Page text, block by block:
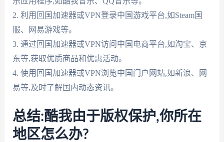
2. 利用回国加速器或VPN登录中国游戏平台,如Steam国
服、网易游戏等。
3. 通过回国加速器或VPN访问中国电商平台,如淘宝、京
东等,获取优质商品和优惠活动。
4. 使用回国加速器或VPN浏览中国门户网站,如新浪、网
易等,及时了解国内动态资讯。
总结:酷我由于版权保护,你所在
地区怎么办?